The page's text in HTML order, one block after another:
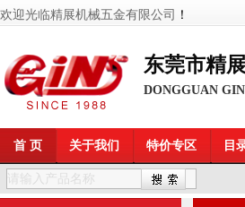
欢迎光临精展机械五金有限公司 ！
东莞市精
DONGGUAN
首 页 关于我们 特价专区 目